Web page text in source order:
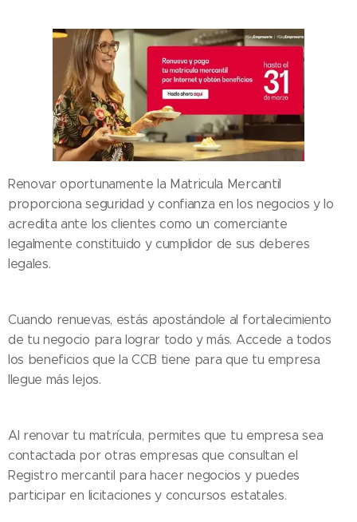
Renovar oportunamente la Matricula Mercantil
proporciona seguridad y confianza en los negocios y lo
acredita ante los clientes como un comerciante
legalmente constituido y cumplidor de sus deberes
legales.
Cuando renuevas, estás apostándole al fortalecimiento
de tu negocio para lograr todo y más. Accede a todos
los beneficios que la CCB tiene para que tu empresa
llegue más lejos.
Al renovar tu matrícula, permites que tu empresa sea
contactada por otras empresas que consultan el
Registro mercantil para hacer negocios y puedes
participar en licitaciones y concursos estatales.